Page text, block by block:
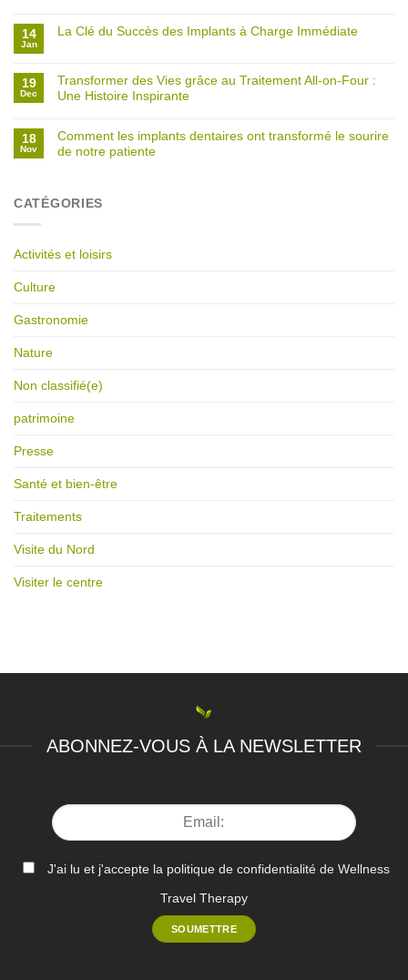
14
Jan
La Clé du Succès des Implants à Charge Immédiate
19
Dec
Transformer des Vies grâce au Traitement All-on-Four :
Une Histoire Inspirante
18
Nov
Comment les implants dentaires ont transformé le sourire
de notre patiente
CATÉGORIES
Activités et loisirs
Culture
Gastronomie
Nature
Non classifié(e)
patrimoine
Presse
Santé et bien-être
Traitements
Visite du Nord
Visiter le centre
ABONNEZ-VOUS À LA NEWSLETTER
J'ai lu et j'accepte la politique de confidentialité de Wellness
Travel Therapy